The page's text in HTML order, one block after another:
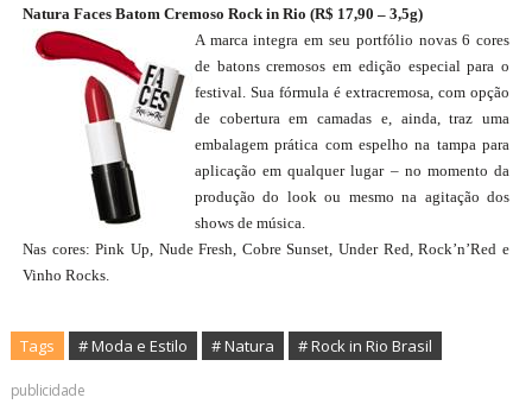
Natura Faces Batom Cremoso Rock in Rio (R$ 17,90 – 3,5g)
A marca integra em seu portfólio novas 6 cores
de batons cremosos em edição especial para o
festival. Sua fórmula é extracremosa, com opção
de cobertura em camadas e, ainda, traz uma
embalagem prática com espelho na tampa para
aplicação em qualquer lugar – no momento da
produção do look ou mesmo na agitação dos
shows de música.
Nas cores: Pink Up, Nude Fresh, Cobre Sunset, Under Red, Rock’n’Red e
Vinho Rocks.
Tags # Moda e Estilo # Natura # Rock in Rio Brasil
publicidade